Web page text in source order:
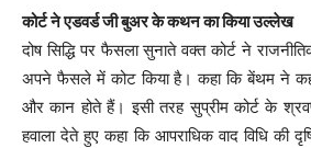
कोर्ट ने एडवर्ड जी बुअर के कथन का किया उल्लेख
दोष सिद्धि पर फैसला सुनाते वक्त कोर्ट ने
अपने फैसले में कोट किया है। कहा कि बेंथम ने
और कान होते हैं। इसी तरह सुप्रीम कोर्ट के
हवाला देते हुए कहा कि आपराधिक वाद विधि की